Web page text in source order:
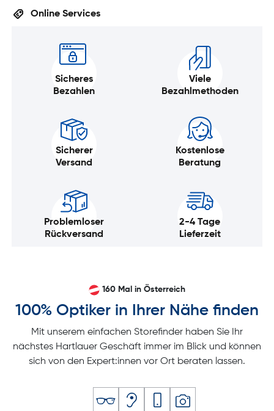
Online Services
Sicheres
Bezahlen
Viele
Bezahlmethoden
Sicherer
Versand
Kostenlose
Beratung
Problemloser
Rückversand
2-4 Tage
Lieferzeit
160 Mal in Österreich
100% Optiker in Ihrer Nähe finden
Mit unserem einfachen Storefinder haben Sie Ihr
nächstes Hartlauer Geschäft immer im Blick und können
sich von den Expert:innen vor Ort beraten lassen.